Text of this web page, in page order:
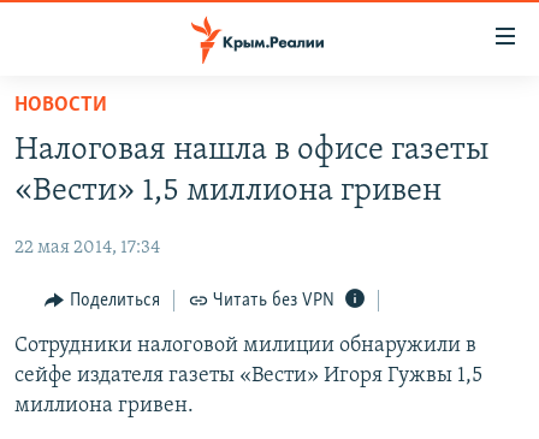
Вернуться
основному
содержанию
навигации
Вернутся
поиску
КАРТА ВОЕННЫХ ОБЪЕКТОВ КРЫМА
11 ЛЕТ ОККУПАЦИИ КРЫМА. 11 ИСТОРИЙ СОПРОТИВЛЕНИЯ
ИСТОРИЯ
ЕЩЕ
ИНТЕРАКТИВ
ИНФОГРАФИКА
РАДІО СВОБОДА
КАК ОБОЙТИ БЛОКИРОВКУ
НОВОСТИ
Налоговая нашла в офисе газеты
«Вести» 1,5 миллиона гривен
22 мая 2014, 17:34
Поделиться Читать без VPN
Сотрудники налоговой милиции обнаружили в
сейфе издателя газеты «Вести» Игоря Гужвы 1,5
миллиона гривен.